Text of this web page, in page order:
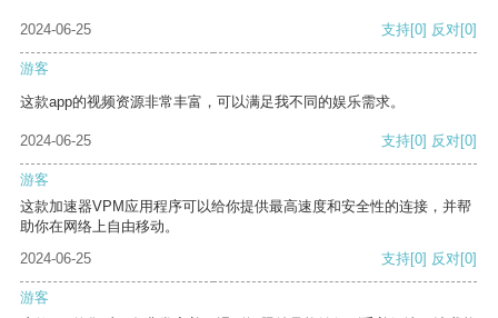
2024-06-25 支持[0] 反对[0]
游客
这款app的视频资源非常丰富，可以满足我不同的娱乐需求。
2024-06-25 支持[0] 反对[0]
游客
这款加速器VPM应用程序可以给你提供最高速度和安全性的连接，并帮
助你在网络上自由移动。
2024-06-25
支持[0] 反对[0]
游客